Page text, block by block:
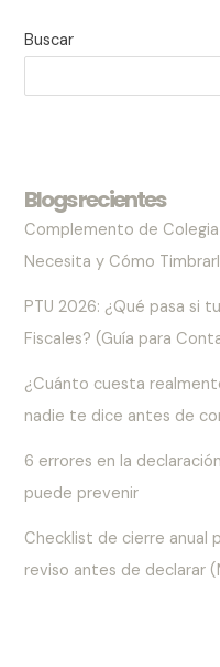
Buscar
Blogs recientes
Complemento de
Necesita y Cómo
PTU 2026: ¿Qué pasa si
Fiscales? (Guía para
¿Cuánto cuesta
nadie te dice antes de
6 errores en la
puede prevenir
Checklist de cierre anual
reviso antes de declarar